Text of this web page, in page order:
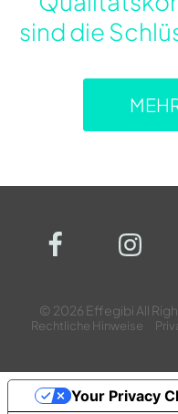
sind die
© 2026 Effegibi All
Rechtliche Hinweise
Your Privacy